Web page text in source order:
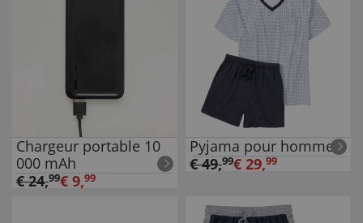
Chargeur portable 10
000 mAh
€24,99€ 9,99
Pyjama pour homme
€49,99€ 29,99